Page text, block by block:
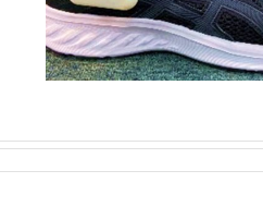
marcher
plus